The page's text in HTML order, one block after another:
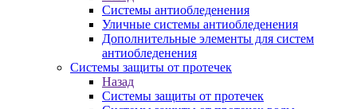
Системы антиобледенения
Уличные системы антиобледенения
Дополнительные элементы для систем
антиобледенения
Системы защиты от протечек
Назад
Системы защиты от протечек